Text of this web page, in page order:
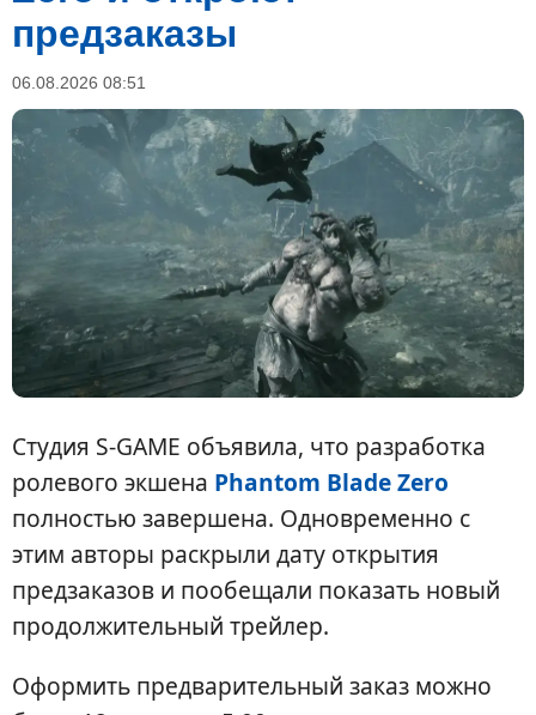
предзаказы
06.08.2026 08:51
Студия S-GAME объявила, что разработка
ролевого экшена Phantom Blade Zero
полностью завершена. Одновременно с
этим авторы раскрыли дату открытия
предзаказов и пообещали показать новый
продолжительный трейлер.
Оформить предварительный заказ можно